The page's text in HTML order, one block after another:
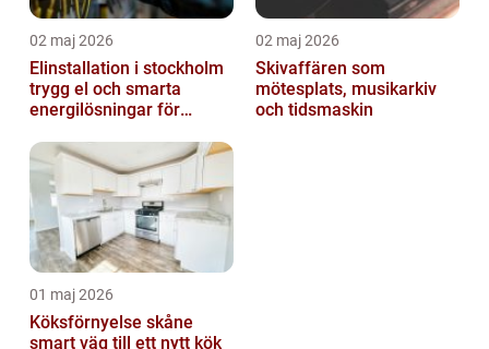
02 maj 2026
Elinstallation i stockholm
trygg el och smarta
energilösningar för
02 maj 2026
Skivaffären som
mötesplats, musikarkiv
och tidsmaskin
01 maj 2026
Köksförnyelse skåne
smart väg till ett nytt kök